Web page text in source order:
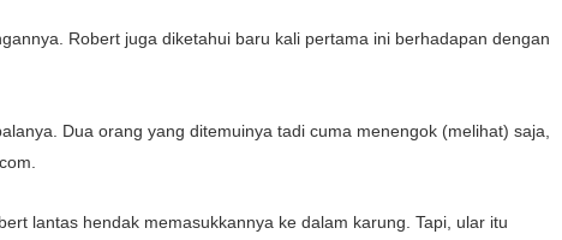
Robert juga diketahui baru kali pertama ini berhadapan dengan
Dua orang yang ditemuinya tadi cuma menengok (melihat) saja,
lantas hendak memasukkannya ke dalam karung. Tapi, ular itu